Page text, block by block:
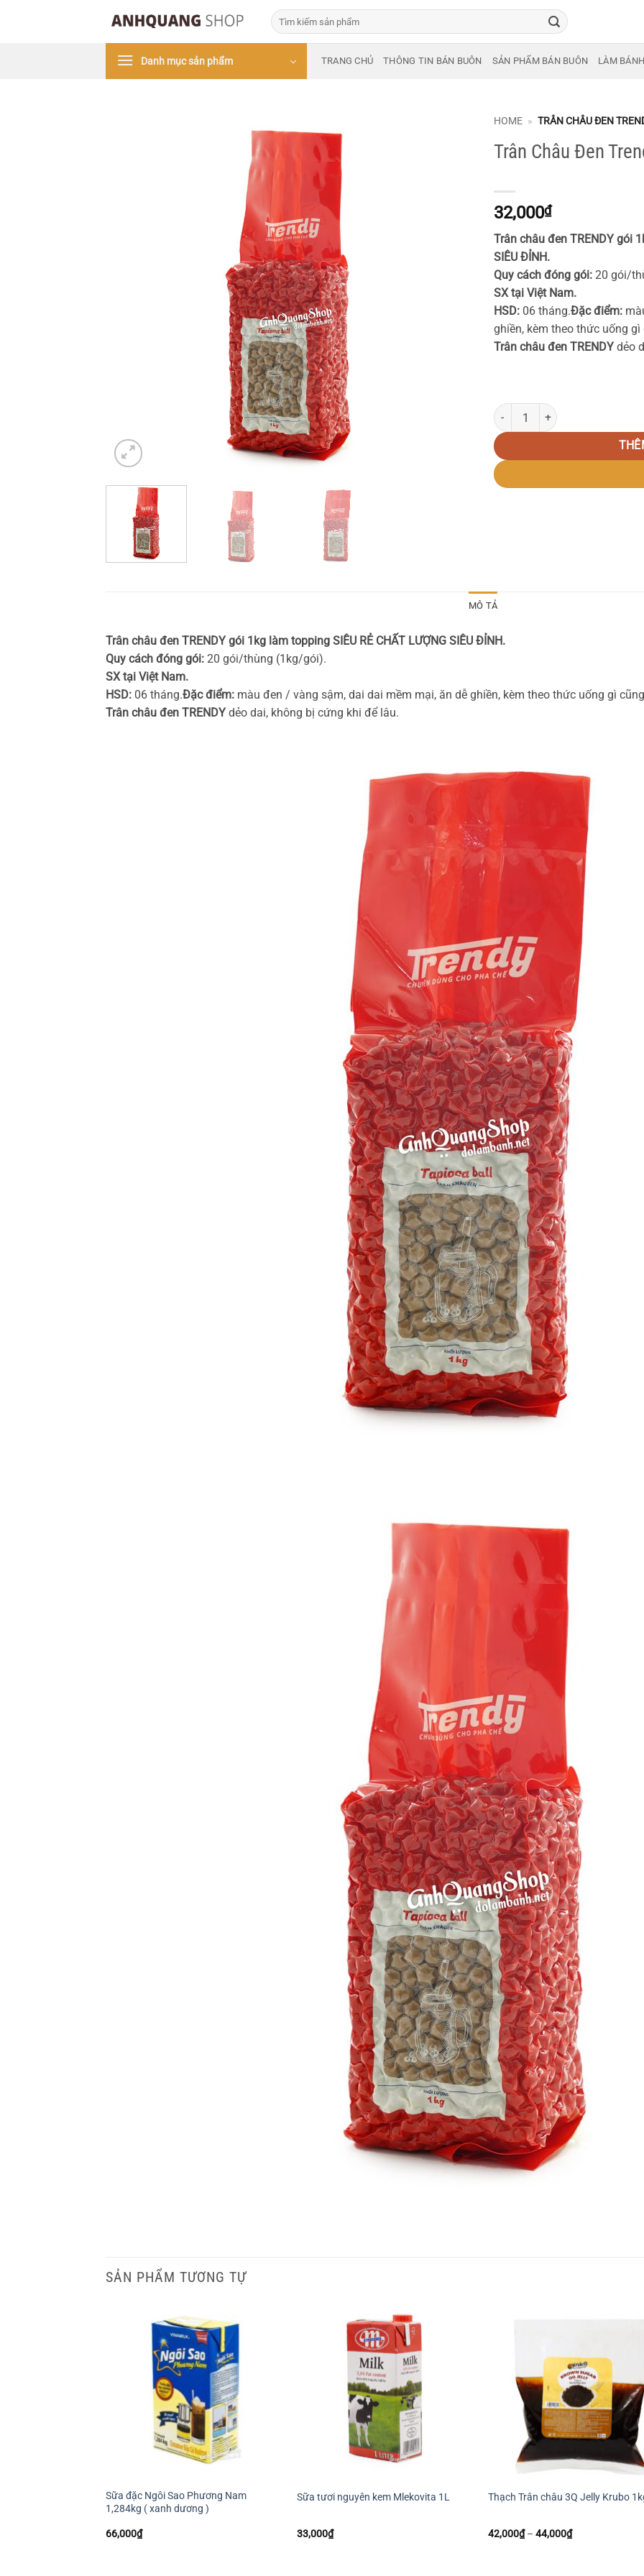
Tìm
kiếm:
Danh mục sản phẩm TRANG CHỦ THÔNG TIN BÁN BUÔN SẢN PHẨM BÁN BUÔN LÀM
HOME » TRÂN CHÂU ĐEN
Trân Châu Đen
32,000₫
Trân châu đen TRENDY gói
SIÊU ĐỈNH.
Quy cách đóng gói: 20 gói/
SX tại Việt Nam.
HSD: 06 tháng.Đặc điểm:
ghiền, kèm theo thức uống gì
Trân châu đen TRENDY dẻo
Trân Châu Đen Trendy 1kg số
MÔ TẢ
Trân châu đen TRENDY gói 1kg làm topping SIÊU RẺ CHẤT LƯỢNG SIÊU ĐỈNH.
Quy cách đóng gói: 20 gói/thùng (1kg/gói).
SX tại Việt Nam.
HSD: 06 tháng.Đặc điểm: màu đen / vàng sậm, dai dai mềm mại, ăn dễ ghiền, kèm theo thức uống gì
Trân châu đen TRENDY dẻo dai, không bị cứng khi để lâu.
SẢN PHẨM TƯƠNG TỰ
Sữa đặc Ngôi Sao Phương Nam
1,284kg ( xanh dương )
66,000₫
Sữa tươi nguyên kem Mlekovita 1L
33,000₫
Thạch Trân châu 3Q Jelly Krubo
42,000₫ – 44,000₫Khoảng